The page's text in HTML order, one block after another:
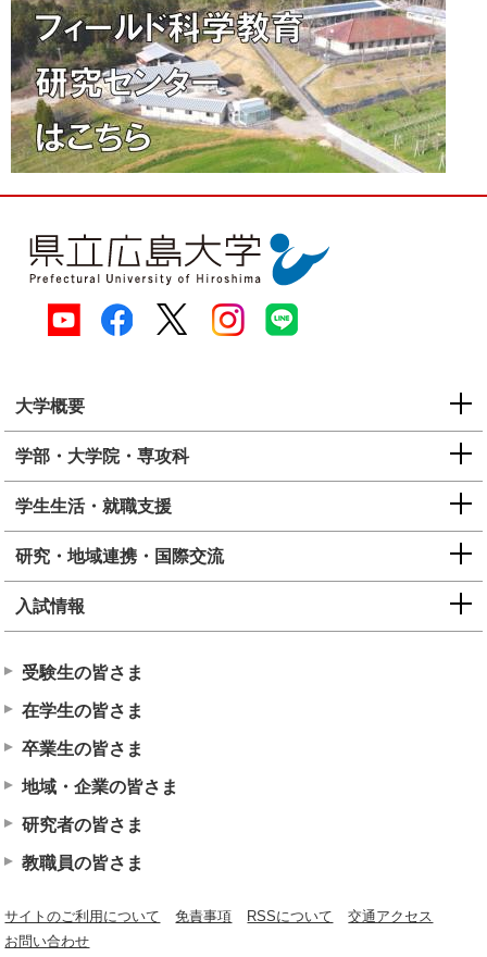
大学概要
学部・大学院・専攻科
学生生活・就職支援
研究・地域連携・国際交流
入試情報
受験生の皆さま
在学生の皆さま
卒業生の皆さま
地域・企業の皆さま
研究者の皆さま
教職員の皆さま
サイトのご利用について 免責事項 RSSについて
交通アクセス
お問い合わせ